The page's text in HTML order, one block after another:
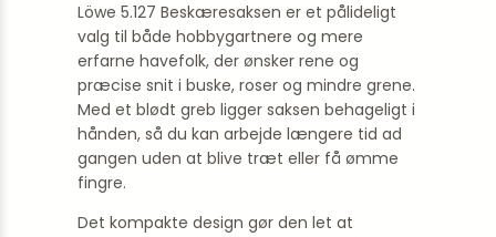
Löwe 5.127 Beskæresaksen er et pålideligt
valg til både hobbygartnere og mere
erfarne havefolk, der ønsker rene og
præcise snit i buske, roser og mindre grene.
Med et blødt greb ligger saksen behageligt i
hånden, så du kan arbejde længere tid ad
gangen uden at blive træt eller få ømme
fingre.
Det kompakte design gør den let at